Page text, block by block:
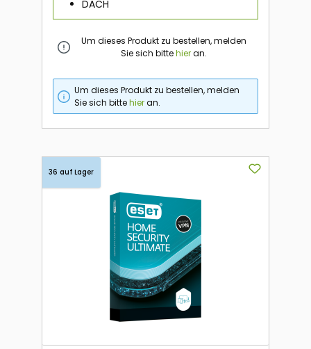
DACH
Um dieses Produkt zu bestellen, melden
Sie sich bittehieran.
Um dieses Produkt zu bestellen, melden
Sie sich bittehieran.
36 auf Lager